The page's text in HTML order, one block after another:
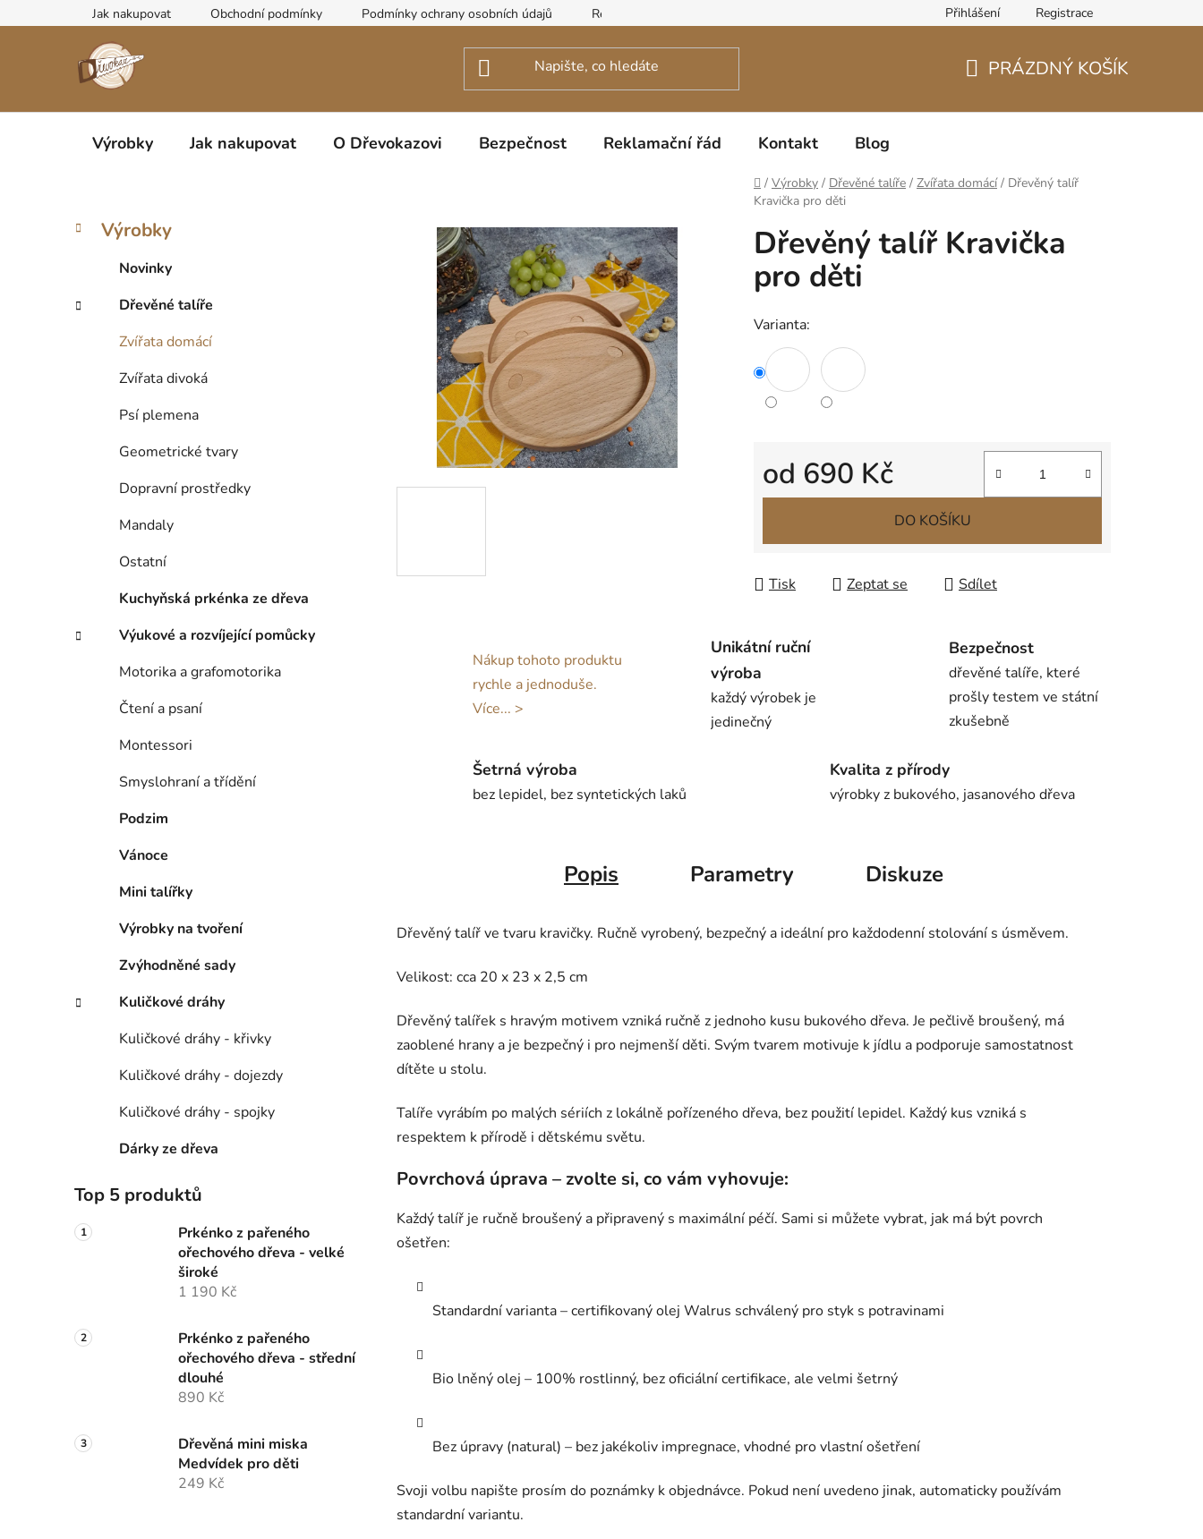
na
Jak nakupovat Obchodní podmínky Podmínky ochrany osobních údajů Reklamační řád Přihlášení Registrace
PRÁZDNÝ KOŠÍK
Výrobky Jak nakupovat O Dřevokazovi Bezpečnost Reklamační řád Kontakt Blog
Domů
/ Výrobky / Dřevěné talíře / Zvířata domácí / Dřevěný talíř
Kravička pro děti
P
r
Přeskočit
kategorie
K
a
g
o
Výrobky
Novinky
Dřevěné talíře
Zvířata domácí
Zvířata divoká
Psí plemena
Geometrické tvary
Dopravní prostředky
Mandaly
Ostatní
Kuchyňská prkénka ze dřeva
Výukové a rozvíjející pomůcky
Motorika a grafomotorika
Čtení a psaní
Montessori
Smyslohraní a třídění
Podzim
Vánoce
Mini talířky
Výrobky na tvoření
Zvýhodněné sady
Kuličkové dráhy
Kuličkové dráhy - křivky
Kuličkové dráhy - dojezdy
Kuličkové dráhy - spojky
Dárky ze dřeva
Top 5 produktů
Prkénko z pařeného
ořechového dřeva - velké
široké
1 190 Kč
Prkénko z pařeného
ořechového dřeva - střední
dlouhé
890 Kč
Dřevěná mini miska
Medvídek pro děti
249 Kč
Dřevěný talíř Kravička
pro děti
Varianta:
od 690 Kč
Měrná cena:
DO KOŠÍKU
Tisk Zeptat se Sdílet
Nákup tohoto produktu
rychle a jednoduše.
Více... >
Unikátní ruční
výroba
každý výrobek je
jedinečný
Bezpečnost
dřevěné talíře, které
prošly testem ve státní
zkušebně
Šetrná výroba
bez lepidel, bez syntetických laků
Kvalita z přírody
výrobky z bukového, jasanového dřeva
Popis Parametry Diskuze
Dřevěný talíř ve tvaru kravičky. Ručně vyrobený, bezpečný a ideální pro každodenní stolování s úsměvem.
Velikost: cca 20 x 23 x 2,5 cm
Dřevěný talířek s hravým motivem vzniká ručně z jednoho kusu bukového dřeva. Je pečlivě broušený, má
zaoblené hrany a je bezpečný i pro nejmenší děti. Svým tvarem motivuje k jídlu a podporuje samostatnost
dítěte u stolu.
Talíře vyrábím po malých sériích z lokálně pořízeného dřeva, bez použití lepidel. Každý kus vzniká s
respektem k přírodě i dětskému světu.
Povrchová úprava – zvolte si, co vám vyhovuje:
Každý talíř je ručně broušený a připravený s maximální péčí. Sami si můžete vybrat, jak má být povrch
ošetřen:
Standardní varianta – certifikovaný olej Walrus schválený pro styk s potravinami
Bio lněný olej – 100% rostlinný, bez oficiální certifikace, ale velmi šetrný
Bez úpravy (natural) – bez jakékoliv impregnace, vhodné pro vlastní ošetření
Svoji volbu napište prosím do poznámky k objednávce. Pokud není uvedeno jinak, automaticky používám
standardní variantu.